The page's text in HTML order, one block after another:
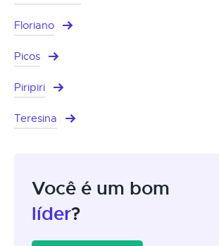
Floriano
Picos
Piripiri
Teresina
Você é um bom
líder?